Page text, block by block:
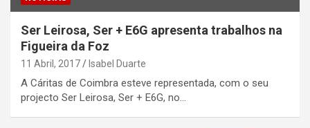
Ser Leirosa, Ser + E6G apresenta trabalhos na
Figueira da Foz
11 Abril, 2017 Isabel Duarte
A Cáritas de Coimbra esteve representada, com o seu
projecto Ser Leirosa, Ser + E6G, no…